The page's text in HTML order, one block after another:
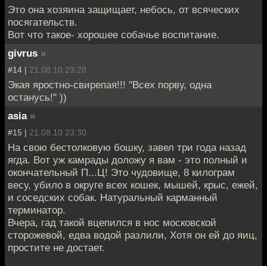
Это она хозяина защищает, небось, от всяческих
посягательств.
Вот что такое- хорошее собачье воспитание.
givrus »
#14 | 21.08.10 23:28
Экая яростно-свирепая!!! "Всех порву, одна
останусь!" ))
asia »
#15 | 21.08.10 23:30
На свою бестолковую бошку, завел три года назад
ягда. Вот уж камрады доложу я вам - это полный и
окончательный П...Ц! Это чудовище, 8 килограм
весу, убило в округе всех кошек, мышей, крыс, ежей,
и соседских собак. Натуральный карманный
терминатор.
Вчера, гад такой вцепился в нос московской
сторожевой, едва водой разлили, Хотя он ей до яиц,
простите не достает.